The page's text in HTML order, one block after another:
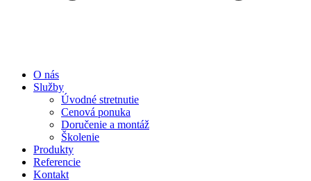
O nás
Služby
Úvodné stretnutie
Cenová ponuka
Doručenie a montáž
Školenie
Produkty
Referencie
Kontakt